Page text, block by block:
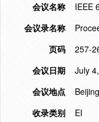
会议名称
IEEE
会议录名称
页码
257-
会议日期
July
会议地点
收录类别
EI